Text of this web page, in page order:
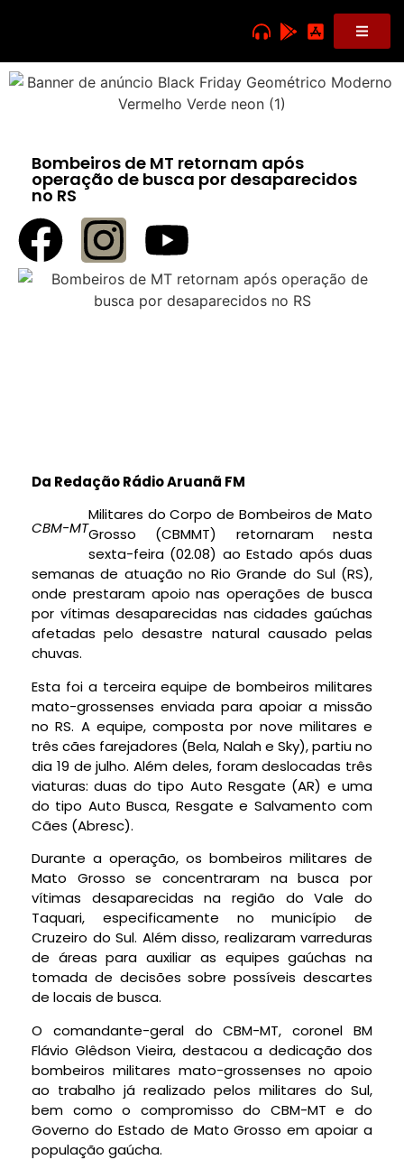
Bombeiros de MT retornam após
operação de busca por desaparecidos
no RS
Da Redação Rádio Aruanã FM
CBM-MT
Militares do Corpo de Bombeiros de Mato
Grosso (CBMMT) retornaram nesta
sexta-feira (02.08) ao Estado após duas
semanas de atuação no Rio Grande do Sul (RS),
onde prestaram apoio nas operações de busca
por vítimas desaparecidas nas cidades gaúchas
afetadas pelo desastre natural causado pelas
chuvas.
Esta foi a terceira equipe de bombeiros militares
mato-grossenses enviada para apoiar a missão
no RS. A equipe, composta por nove militares e
três cães farejadores (Bela, Nalah e Sky), partiu no
dia 19 de julho. Além deles, foram deslocadas três
viaturas: duas do tipo Auto Resgate (AR) e uma
do tipo Auto Busca, Resgate e Salvamento com
Cães (Abresc).
Durante a operação, os bombeiros militares de
Mato Grosso se concentraram na busca por
vítimas desaparecidas na região do Vale do
Taquari, especificamente no município de
Cruzeiro do Sul. Além disso, realizaram varreduras
de áreas para auxiliar as equipes gaúchas na
tomada de decisões sobre possíveis descartes
de locais de busca.
O comandante-geral do CBM-MT, coronel BM
Flávio Glêdson Vieira, destacou a dedicação dos
bombeiros militares mato-grossenses no apoio
ao trabalho já realizado pelos militares do Sul,
bem como o compromisso do CBM-MT e do
Governo do Estado de Mato Grosso em apoiar a
população gaúcha.